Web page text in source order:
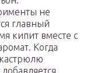
не
главный
кипит вместе с
Когда